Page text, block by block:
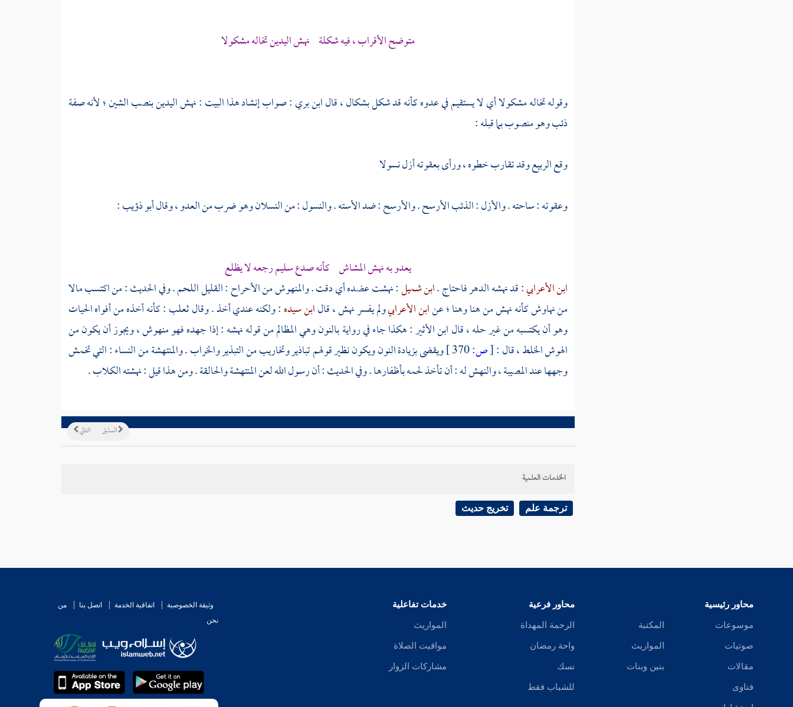
متوضح الأقراب ، فيه شكلة نهش اليدين تخاله مشكولا
وقوله تخاله مشكولا أي لا يستقيم في عدوه كأنه قد شكل بشكال ، قال ابن بري : صواب إنشاد هذا البيت : نهش اليدين بنصب الشين ؛ لأنه صفة
ذئب وهو منصوب بما قبله :
وقع الربيع وقد تقارب خطوه ، ورأى بعقوته أزل نسولا
وعقوته : ساحته . والأزل : الذئب الأرسح . والأرسح : ضد الأسته . والنسول : من النسلان وهو ضرب من العدو ، وقالأبو ذؤيب:
يعدو به نهش المشاش كأنه صدع سليم رجعه لا يظلع
ابن الأعرابي: قد نهشه الدهر فاحتاج .ابن شميل: نهشت عضده أي دقت . والمنهوش من الأحراح : القليل اللحم . وفي الحديث : من اكتسب مالا
من نهاوش كأنه نهش من هنا وهنا ؛ عنابن الأعرابيولم يفسر نهش ، قالابن سيده: ولكنه عندي أخذ . وقالثعلب: كأنه أخذه من أفواه الحيات
وهو أن يكتسبه من غير حله ، قالابن الأثير: هكذا جاء في رواية بالنون وهي المظالم من قوله نهشه : إذا جهده فهو منهوش ، ويجوز أن يكون من
الهوش الخلط ، قال :[ص:
ويقضى بزيادة النون ويكون نظير قولهم تباذير وتخاريب من التبذير والخراب . والمنتهشة من النساء : التي تخمش
وجهها عند المصيبة ، والنهش له : أن تأخذ لحمه بأظفارها . وفي الحديث : أن رسول الله لعن المنتهشة والحالقة . ومن هذا قيل : نهشته الكلاب .
التالي السابق
الخدمات العلمية
ترجمة علم تخريج حديث
محاور رئيسية
موسوعات
صوتيات
مقالات
فتاوى
المكتبة
المواريث
بنين وبنات
محاور فرعية
الرحمة المهداة
واحة رمضان
نسك
للشباب فقط
خدمات تفاعلية
المواريث
مواقيت الصلاة
مشاركات الزوار
وثيقة الخصوصية اتفاقية الخدمة اتصل بنا
من
نحن